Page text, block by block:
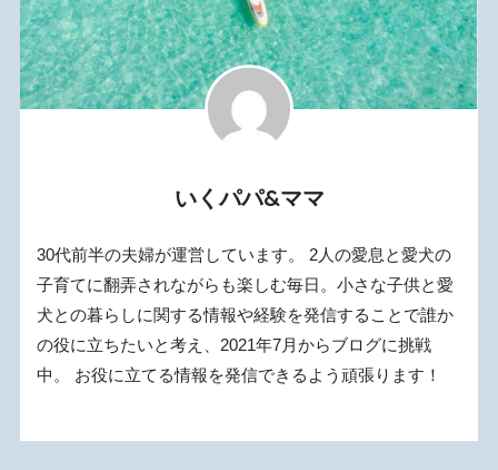
いくパパ&ママ
30代前半の夫婦が運営しています。 2人の愛息と愛犬の
子育てに翻弄されながらも楽しむ毎日。小さな子供と愛
犬との暮らしに関する情報や経験を発信することで誰か
の役に立ちたいと考え、2021年7月からブログに挑戦
中。 お役に立てる情報を発信できるよう頑張ります！